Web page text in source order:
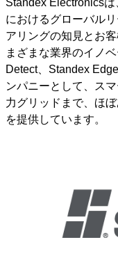
におけるグローバル
アリングの知見とお
まざまな業界のイノ
Detect、Standex
ンパニーとして、ス
力グリッドまで、ほ
を提供しています。